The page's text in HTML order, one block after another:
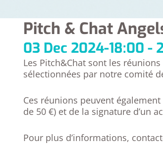
Pitch & Chat
03 Dec 2024-18:00 -
Les Pitch&Chat sont les
sélectionnées par notre comité
Ces réunions peuvent
de 50 €) et de la signature d’un
Pour plus d’informations,